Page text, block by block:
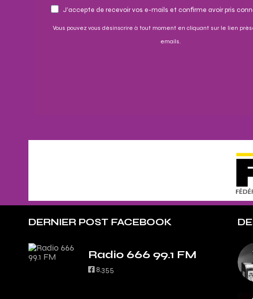
J'accepte de recevoir vos e-mails et confirme avoir pris
Vous pouvez vous désinscrire à tout moment en cliquant sur le lien
emails.
DERNIER POST FACEBOOK
Radio 666 99.1 FM
8,355